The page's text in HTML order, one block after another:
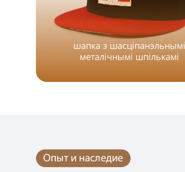
шапка з шасціпанэльнымі
металічнымі шпількамі